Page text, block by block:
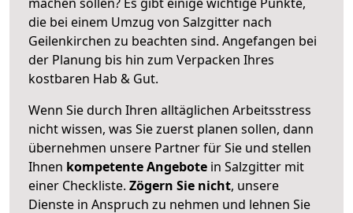
die bei einem Umzug von Salzgitter nach
Geilenkirchen zu beachten sind. Angefangen bei
der Planung bis hin zum Verpacken Ihres
kostbaren Hab & Gut.
Wenn Sie durch Ihren alltäglichen Arbeitsstress
nicht wissen, was Sie zuerst planen sollen, dann
übernehmen unsere Partner für Sie und stellen
Ihnen kompetente Angebote in Salzgitter mit
einer Checkliste. Zögern Sie nicht, unsere
Dienste in Anspruch zu nehmen und lehnen Sie